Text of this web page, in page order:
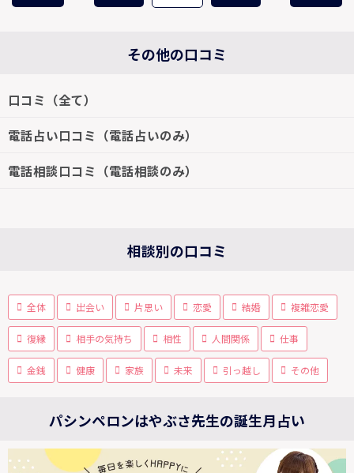
その他の口コミ
口コミ（全て）
電話占い口コミ（電話占いのみ）
電話相談口コミ（電話相談のみ）
相談別の口コミ
全体 出会い 片思い 恋愛 結婚 複雑恋愛
復縁 相手の気持ち 相性 人間関係 仕事
金銭 健康 家族 未来 引っ越し その他
パシンペロンはやぶさ先生の誕生月占い